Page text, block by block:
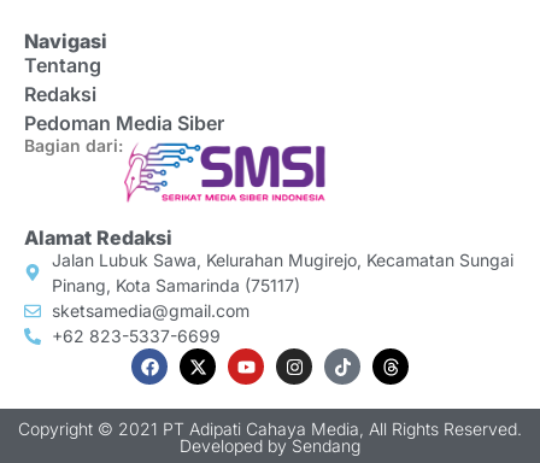
Navigasi
Tentang
Redaksi
Pedoman Media Siber
Bagian dari:
Alamat Redaksi
Jalan Lubuk Sawa, Kelurahan Mugirejo, Kecamatan Sungai
Pinang, Kota Samarinda (75117)
sketsamedia@gmail.com
+62 823-5337-6699
Copyright © 2021 PT Adipati Cahaya Media, All Rights Reserved.
Developed bySendang